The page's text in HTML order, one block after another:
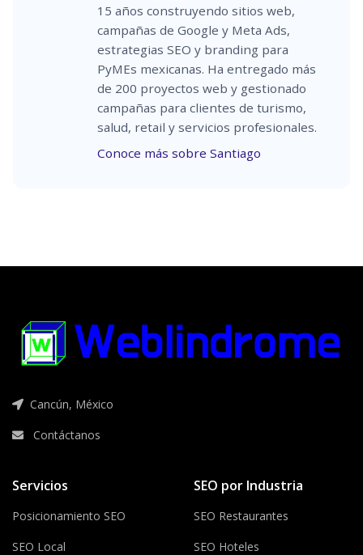
15 años construyendo sitios web,
campañas de Google y Meta Ads,
estrategias SEO y branding para
PyMEs mexicanas. Ha entregado más
de 200 proyectos web y gestionado
campañas para clientes de turismo,
salud, retail y servicios profesionales.
Conoce más sobre Santiago
Cancún, México
Contáctanos
Servicios
Posicionamiento SEO
SEO Local
SEO por Industria
SEO Restaurantes
SEO Hoteles